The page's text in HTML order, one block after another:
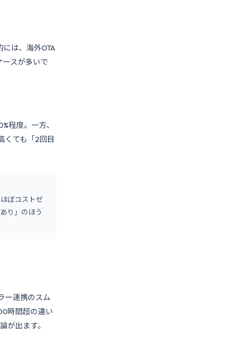
は、海外OTA
ースが多いで
程度。一方、
くても「2回目
ぼコストゼ
り」のほう
ー連携のスム
時間超の違い
が出ます。